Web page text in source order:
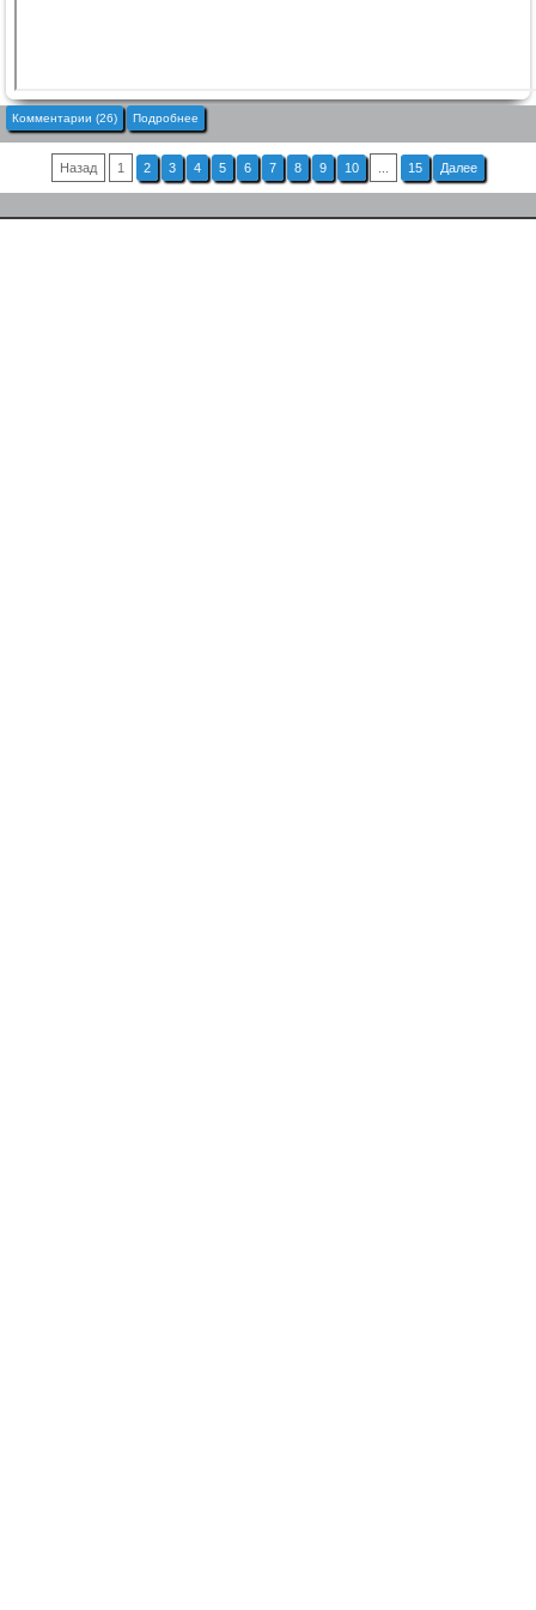
Комментарии (26) Подробнее
Назад 1 2 3 4 5 6 7 8 9 10 15 Далее